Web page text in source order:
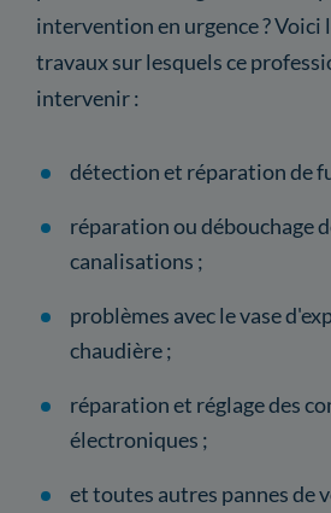
intervention en urgence ? Voici
travaux sur lesquels ce
intervenir :
détection et réparation de
réparation ou débouchage
canalisations ;
problèmes avec le vase
chaudière ;
réparation et réglage des
électroniques ;
et toutes autres pannes de